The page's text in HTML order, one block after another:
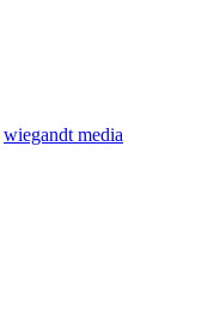
wiegandt media